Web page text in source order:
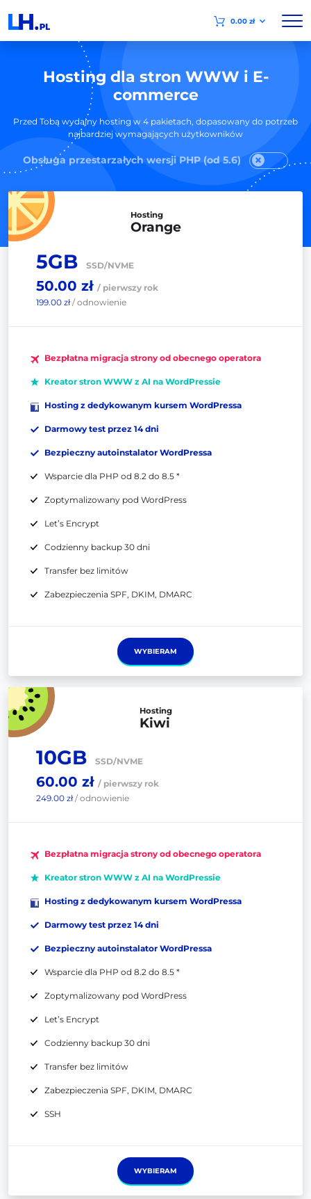
0.00 zł
Hosting dla stron WWW i E-
commerce
Przed Tobą wydajny hosting w 4 pakietach, dopasowany do potrzeb
najbardziej wymagających użytkowników
Obsługa przestarzałych wersji PHP (od 5.6)
Hosting
Orange
5GB SSD/NVME
50.00 zł / pierwszy rok
199.00 zł/ odnowienie
Bezpłatna migracja strony od obecnego operatora
Kreator stron WWW z AI na WordPressie
Hosting z dedykowanym kursem WordPressa
Darmowy test przez 14 dni
Bezpieczny autoinstalator WordPressa
Wsparcie dla PHP od 8.2 do 8.5 *
Zoptymalizowany pod WordPress
Let’s Encrypt
Codzienny backup 30 dni
Transfer bez limitów
Zabezpieczenia SPF, DKIM, DMARC
WYBIERAM
Hosting
Kiwi
10GB SSD/NVME
60.00 zł / pierwszy rok
249.00 zł/ odnowienie
Bezpłatna migracja strony od obecnego operatora
Kreator stron WWW z AI na WordPressie
Hosting z dedykowanym kursem WordPressa
Darmowy test przez 14 dni
Bezpieczny autoinstalator WordPressa
Wsparcie dla PHP od 8.2 do 8.5 *
Zoptymalizowany pod WordPress
Let’s Encrypt
Codzienny backup 30 dni
Transfer bez limitów
Zabezpieczenia SPF, DKIM, DMARC
SSH
WYBIERAM